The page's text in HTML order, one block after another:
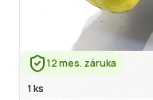
12 mes. záruka
1 ks